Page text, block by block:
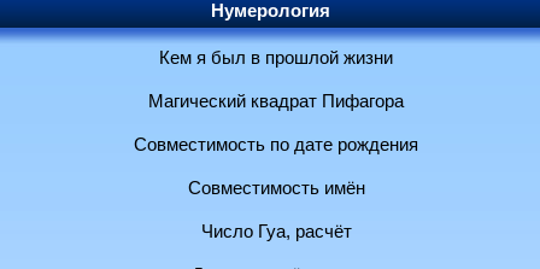
Нумерология
Кем я был в прошлой жизни
Магический квадрат Пифагора
Совместимость по дате рождения
Совместимость имён
Число Гуа, расчёт